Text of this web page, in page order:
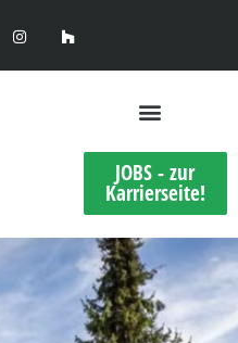
JOBS - zur
Karrierseite!